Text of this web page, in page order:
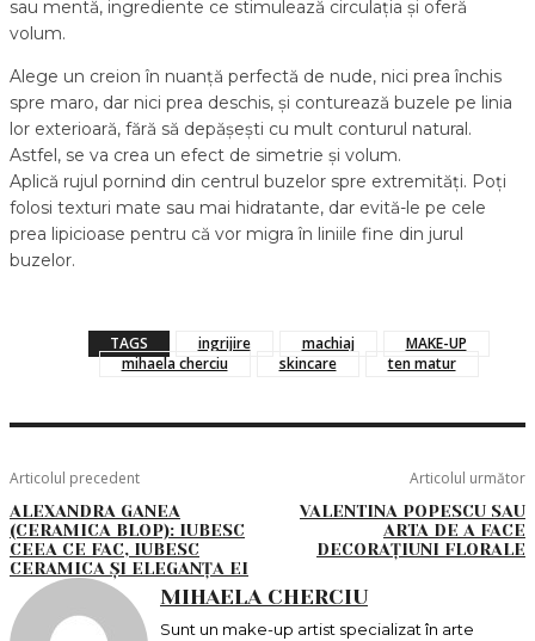
sau mentă, ingrediente ce stimulează circulația și oferă
volum.
Alege un creion în nuanță perfectă de nude, nici prea închis
spre maro, dar nici prea deschis, și conturează buzele pe linia
lor exterioară, fără să depășești cu mult conturul natural.
Astfel, se va crea un efect de simetrie și volum.
Aplică rujul pornind din centrul buzelor spre extremități. Poți
folosi texturi mate sau mai hidratante, dar evită-le pe cele
prea lipicioase pentru că vor migra în liniile fine din jurul
buzelor.
TAGS ingrijire machiaj
MAKE-UP
mihaela cherciu
skincare ten matur
Articolul precedent
ALEXANDRA GANEA
(CERAMICA BLOP): IUBESC
CEEA CE FAC, IUBESC
CERAMICA ȘI ELEGANȚA EI
Articolul următor
VALENTINA POPESCU SAU
ARTA DE A FACE
DECORAȚIUNI FLORALE
MIHAELA CHERCIU
Sunt un make-up artist specializat în arte